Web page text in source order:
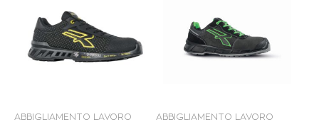
ABBIGLIAMENTO LAVORO ABBIGLIAMENTO LAVORO